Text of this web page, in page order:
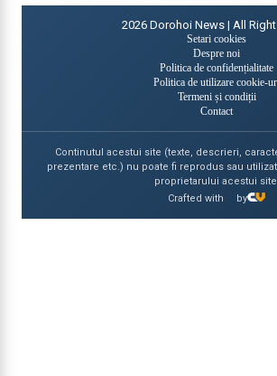
2026 Dorohoi News | All
Setari cookies
Despre noi
Politica de confidențialitate
Politica de utilizare cookie-
Termeni și condiții
Contact
Continutul acestui site (texte, descrieri,
prezentare etc.) nu poate fi reprodus sau
proprietarului acestui
Crafted with
by